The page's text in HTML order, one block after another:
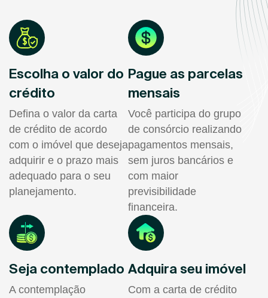
Escolha o valor do
crédito
Defina o valor da carta
de crédito de acordo
com o imóvel que deseja
adquirir e o prazo mais
adequado para o seu
planejamento.
Pague as parcelas
mensais
Você participa do grupo
de consórcio realizando
pagamentos mensais,
sem juros bancários e
com maior
previsibilidade
financeira.
Seja contemplado
A contemplação
Adquira seu imóvel
Com a carta de crédito